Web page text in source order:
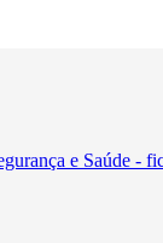
e Saúde -